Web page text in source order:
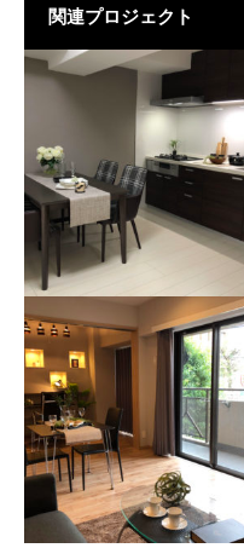
関連プロジェクト
ニューライフ西早稲
田 販売終了
南向き10階住戸 陽当たり眺望